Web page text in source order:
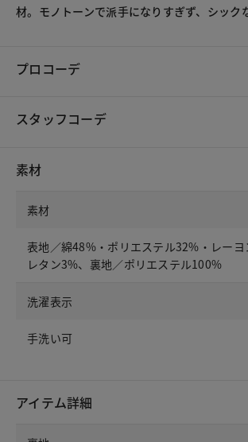
材。モノトーンで派手になりすぎず、シック
プロコーデ
スタッフコーデ
素材
素材
表地／綿48%・ポリエステル32%・レー
レタン3%、裏地／ポリエステル100%
洗濯表示
手洗い可
アイテム詳細